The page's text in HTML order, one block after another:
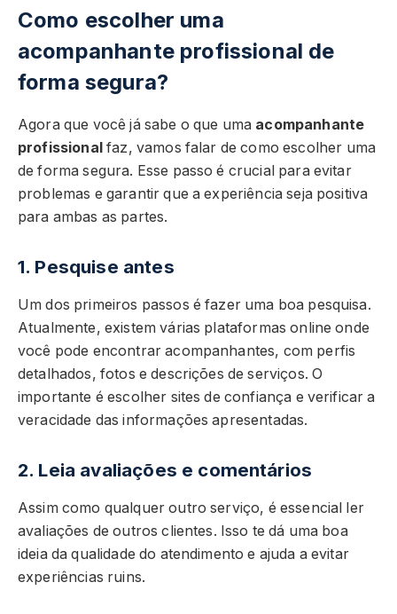
Como escolher uma
acompanhante profissional de
forma segura?
Agora que você já sabe o que uma acompanhante
profissional faz, vamos falar de como escolher uma
de forma segura. Esse passo é crucial para evitar
problemas e garantir que a experiência seja positiva
para ambas as partes.
1. Pesquise antes
Um dos primeiros passos é fazer uma boa pesquisa.
Atualmente, existem várias plataformas online onde
você pode encontrar acompanhantes, com perfis
detalhados, fotos e descrições de serviços. O
importante é escolher sites de confiança e verificar a
veracidade das informações apresentadas.
2. Leia avaliações e comentários
Assim como qualquer outro serviço, é essencial ler
avaliações de outros clientes. Isso te dá uma boa
ideia da qualidade do atendimento e ajuda a evitar
experiências ruins.